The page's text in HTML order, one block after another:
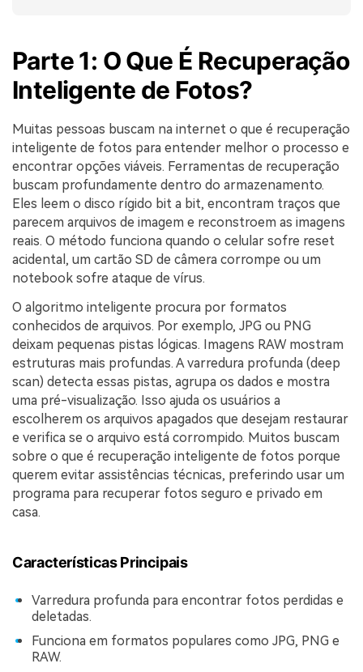
Parte 1: O Que É Recuperação
Inteligente de Fotos?
Muitas pessoas buscam na internet o que é recuperação
inteligente de fotos para entender melhor o processo e
encontrar opções viáveis. Ferramentas de recuperação
buscam profundamente dentro do armazenamento.
Eles leem o disco rígido bit a bit, encontram traços que
parecem arquivos de imagem e reconstroem as imagens
reais. O método funciona quando o celular sofre reset
acidental, um cartão SD de câmera corrompe ou um
notebook sofre ataque de vírus.
O algoritmo inteligente procura por formatos
conhecidos de arquivos. Por exemplo, JPG ou PNG
deixam pequenas pistas lógicas. Imagens RAW mostram
estruturas mais profundas. A varredura profunda (deep
scan) detecta essas pistas, agrupa os dados e mostra
uma pré-visualização. Isso ajuda os usuários a
escolherem os arquivos apagados que desejam restaurar
e verifica se o arquivo está corrompido. Muitos buscam
sobre o que é recuperação inteligente de fotos porque
querem evitar assistências técnicas, preferindo usar um
programa para recuperar fotos seguro e privado em
casa.
Características Principais
Varredura profunda para encontrar fotos perdidas e
deletadas.
Funciona em formatos populares como JPG, PNG e
RAW.